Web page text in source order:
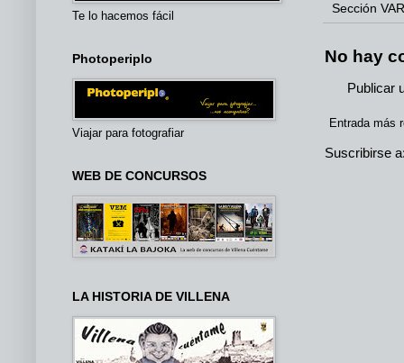
Sección
No hay
Publicar
Entrada más
Suscribirse
Te lo hacemos fácil
Photoperiplo
Viajar para fotografiar
WEB DE CONCURSOS
LA HISTORIA DE VILLENA